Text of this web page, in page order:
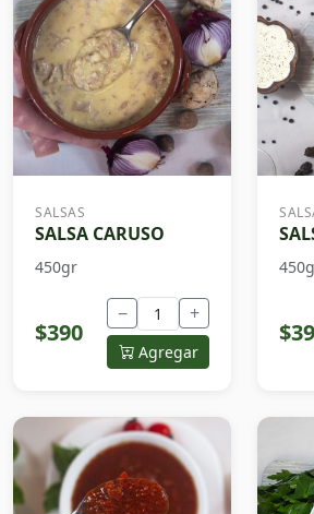
SALSAS
SALSA CARUSO
450gr
$390
− +
Agregar